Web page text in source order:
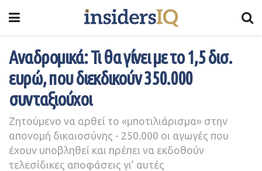
Αναδρομικά: Τι θα γίνει με το 1,5 δισ.
ευρώ, που διεκδικούν 350.000
συνταξιούχοι
Ζητούμενο να αρθεί το «μποτιλιάρισμα» στην
απονομή δικαιοσύνης - 250.000 οι αγωγές που
έχουν υποβληθεί και πρέπει να εκδοθούν
τελεσίδικες αποφάσεις γι’ αυτές